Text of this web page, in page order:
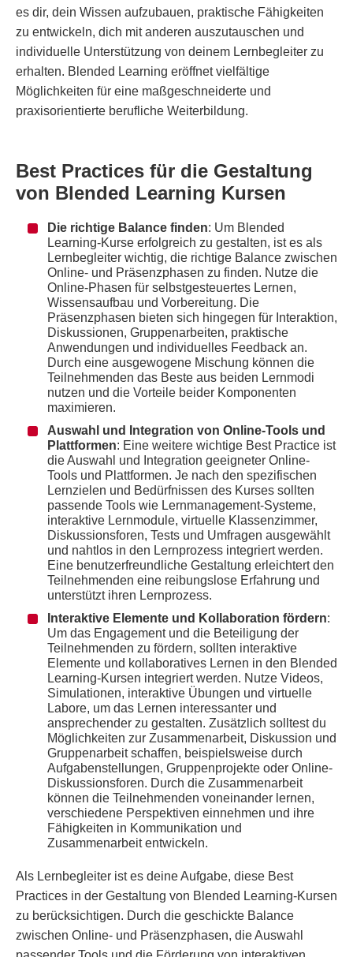
es dir, dein Wissen aufzubauen, praktische Fähigkeiten
zu entwickeln, dich mit anderen auszutauschen und
individuelle Unterstützung von deinem Lernbegleiter zu
erhalten. Blended Learning eröffnet vielfältige
Möglichkeiten für eine maßgeschneiderte und
praxisorientierte berufliche Weiterbildung.
Best Practices für die Gestaltung
von Blended Learning Kursen
Die richtige Balance finden: Um Blended
Learning-Kurse erfolgreich zu gestalten, ist es als
Lernbegleiter wichtig, die richtige Balance zwischen
Online- und Präsenzphasen zu finden. Nutze die
Online-Phasen für selbstgesteuertes Lernen,
Wissensaufbau und Vorbereitung. Die
Präsenzphasen bieten sich hingegen für Interaktion,
Diskussionen, Gruppenarbeiten, praktische
Anwendungen und individuelles Feedback an.
Durch eine ausgewogene Mischung können die
Teilnehmenden das Beste aus beiden Lernmodi
nutzen und die Vorteile beider Komponenten
maximieren.
Auswahl und Integration von Online-Tools und
Plattformen: Eine weitere wichtige Best Practice ist
die Auswahl und Integration geeigneter Online-
Tools und Plattformen. Je nach den spezifischen
Lernzielen und Bedürfnissen des Kurses sollten
passende Tools wie Lernmanagement-Systeme,
interaktive Lernmodule, virtuelle Klassenzimmer,
Diskussionsforen, Tests und Umfragen ausgewählt
und nahtlos in den Lernprozess integriert werden.
Eine benutzerfreundliche Gestaltung erleichtert den
Teilnehmenden eine reibungslose Erfahrung und
unterstützt ihren Lernprozess.
Interaktive Elemente und Kollaboration fördern:
Um das Engagement und die Beteiligung der
Teilnehmenden zu fördern, sollten interaktive
Elemente und kollaboratives Lernen in den Blended
Learning-Kursen integriert werden. Nutze Videos,
Simulationen, interaktive Übungen und virtuelle
Labore, um das Lernen interessanter und
ansprechender zu gestalten. Zusätzlich solltest du
Möglichkeiten zur Zusammenarbeit, Diskussion und
Gruppenarbeit schaffen, beispielsweise durch
Aufgabenstellungen, Gruppenprojekte oder Online-
Diskussionsforen. Durch die Zusammenarbeit
können die Teilnehmenden voneinander lernen,
verschiedene Perspektiven einnehmen und ihre
Fähigkeiten in Kommunikation und
Zusammenarbeit entwickeln.
Als Lernbegleiter ist es deine Aufgabe, diese Best
Practices in der Gestaltung von Blended Learning-Kursen
zu berücksichtigen. Durch die geschickte Balance
zwischen Online- und Präsenzphasen, die Auswahl